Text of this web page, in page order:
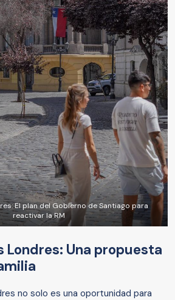
El plan del Gobierno de Santiago para
reactivar la RM
Londres: Una propuesta
no solo es una oportunidad para